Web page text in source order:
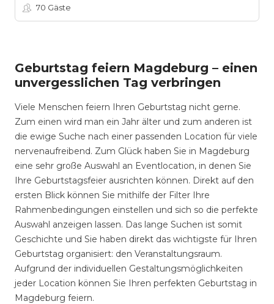
70 Gäste
Geburtstag feiern Magdeburg – einen
unvergesslichen Tag verbringen
Viele Menschen feiern Ihren Geburtstag nicht gerne.
Zum einen wird man ein Jahr älter und zum anderen ist
die ewige Suche nach einer passenden Location für viele
nervenaufreibend. Zum Glück haben Sie in Magdeburg
eine sehr große Auswahl an Eventlocation, in denen Sie
Ihre Geburtstagsfeier ausrichten können. Direkt auf den
ersten Blick können Sie mithilfe der Filter Ihre
Rahmenbedingungen einstellen und sich so die perfekte
Auswahl anzeigen lassen. Das lange Suchen ist somit
Geschichte und Sie haben direkt das wichtigste für Ihren
Geburtstag organisiert: den Veranstaltungsraum.
Aufgrund der individuellen Gestaltungsmöglichkeiten
jeder Location können Sie Ihren perfekten Geburtstag in
Magdeburg feiern.